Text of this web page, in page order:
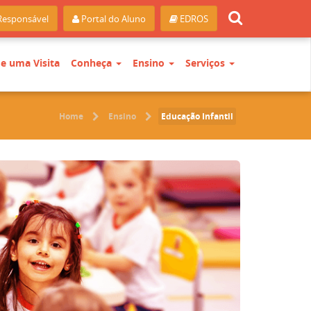
Portal do Aluno EDROS
uma Visita Conheça Ensino Serviços
Home Ensino Educação Infantil